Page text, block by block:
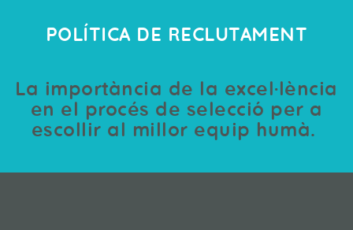
POLÍTICA DE RECLUTAMENT
La importància de la excel·lència
en el procés de selecció per a
escollir al millor equip humà.